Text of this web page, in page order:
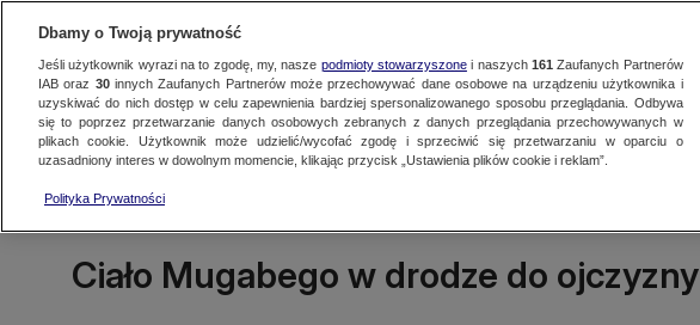
Oglądaj TVN24NajnowszeFaktyŚwiat PolskaRegionalne Więcej
Ciało Mugabego w drodze do ojczyzny
Dbamy o Twoją prywatność
Jeśli użytkownik wyrazi na to zgodę, my, nasze podmioty stowarzyszonei naszych 161 Zaufanych Partnerów
IAB oraz 30innych Zaufanych Partnerów może przechowywać dane osobowe na urządzeniu użytkownika i
uzyskiwać do nich dostęp w celu zapewnienia bardziej spersonalizowanego sposobu przeglądania. Odbywa
się to poprzez przetwarzanie danych osobowych zebranych z danych przeglądania przechowywanych w
plikach cookie. Użytkownik może udzielić/wycofać zgodę i sprzeciwić się przetwarzaniu w oparciu o
uzasadniony interes w dowolnym momencie, klikając przycisk „Ustawienia plików cookie i reklam”.
Polityka Prywatności